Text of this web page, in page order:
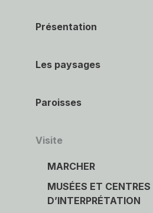
Présentation
Les paysages
Paroisses
Visite
MARCHER
MUSÉES ET CENTRES
D’INTERPRÉTATION